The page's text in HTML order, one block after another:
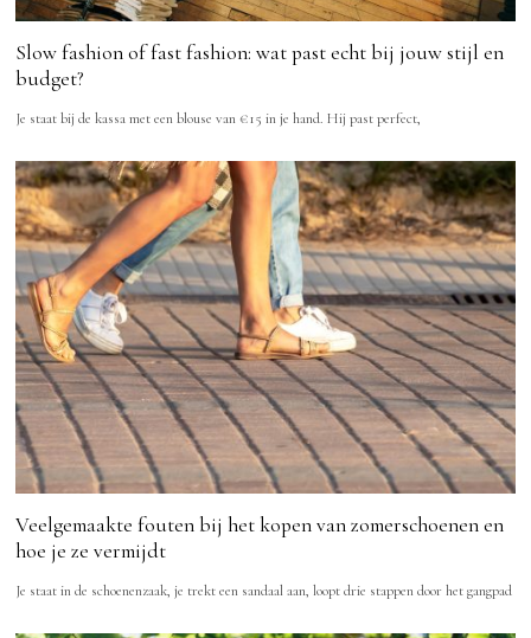
Slow fashion of fast fashion: wat past echt bij jouw stijl en
budget?
Je staat bij de kassa met een blouse van €15 in je hand. Hij past perfect,
Veelgemaakte fouten bij het kopen van zomerschoenen en
hoe je ze vermijdt
Je staat in de schoenenzaak, je trekt een sandaal aan, loopt drie stappen door het gangpad